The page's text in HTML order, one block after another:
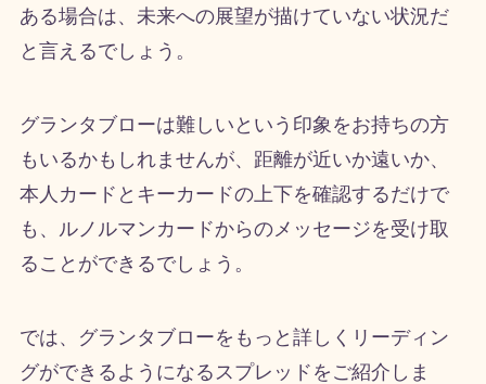
ある場合は、未来への展望が描けていない状況だ
と言えるでしょう。
グランタブローは難しいという印象をお持ちの方
もいるかもしれませんが、距離が近いか遠いか、
本人カードとキーカードの上下を確認するだけで
も、ルノルマンカードからのメッセージを受け取
ることができるでしょう。
では、グランタブローをもっと詳しくリーディン
グができるようになるスプレッドをご紹介しま